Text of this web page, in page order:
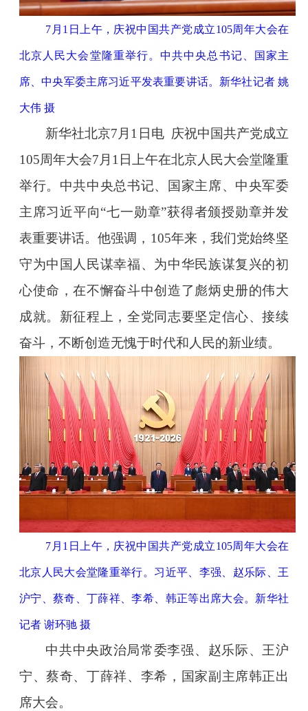
7月1日上午，庆祝中国共产党成立105周年大会在
北京人民大会堂隆重举行。中共中央总书记、国家主
席、中央军委主席习近平发表重要讲话。新华社记者 姚
大伟 摄
新华社北京7月1日电 庆祝中国共产党成立
105周年大会7月1日上午在北京人民大会堂隆重
举行。中共中央总书记、国家主席、中央军委
主席习近平向“七一勋章”获得者颁授勋章并发
表重要讲话。他强调，105年来，我们党始终坚
守为中国人民谋幸福、为中华民族谋复兴的初
心使命，在不懈奋斗中创造了彪炳史册的伟大
成就。新征程上，全党同志要坚定信心、接续
奋斗，不断创造无愧于时代和人民的新业绩。
7月1日上午，庆祝中国共产党成立105周年大会在
北京人民大会堂隆重举行。习近平、李强、赵乐际、王
沪宁、蔡奇、丁薛祥、李希、韩正等出席大会。新华社
记者 谢环驰 摄
中共中央政治局常委李强、赵乐际、王沪
宁、蔡奇、丁薛祥、李希，国家副主席韩正出
席大会。